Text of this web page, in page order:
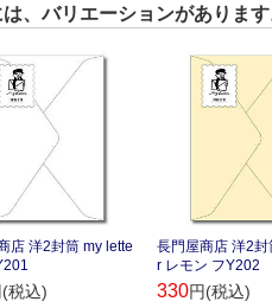
、バリエーションがあります
店 洋2封筒 my lette
(税込)
長門屋商店 洋2封
r レモン フY202
330円(税込)